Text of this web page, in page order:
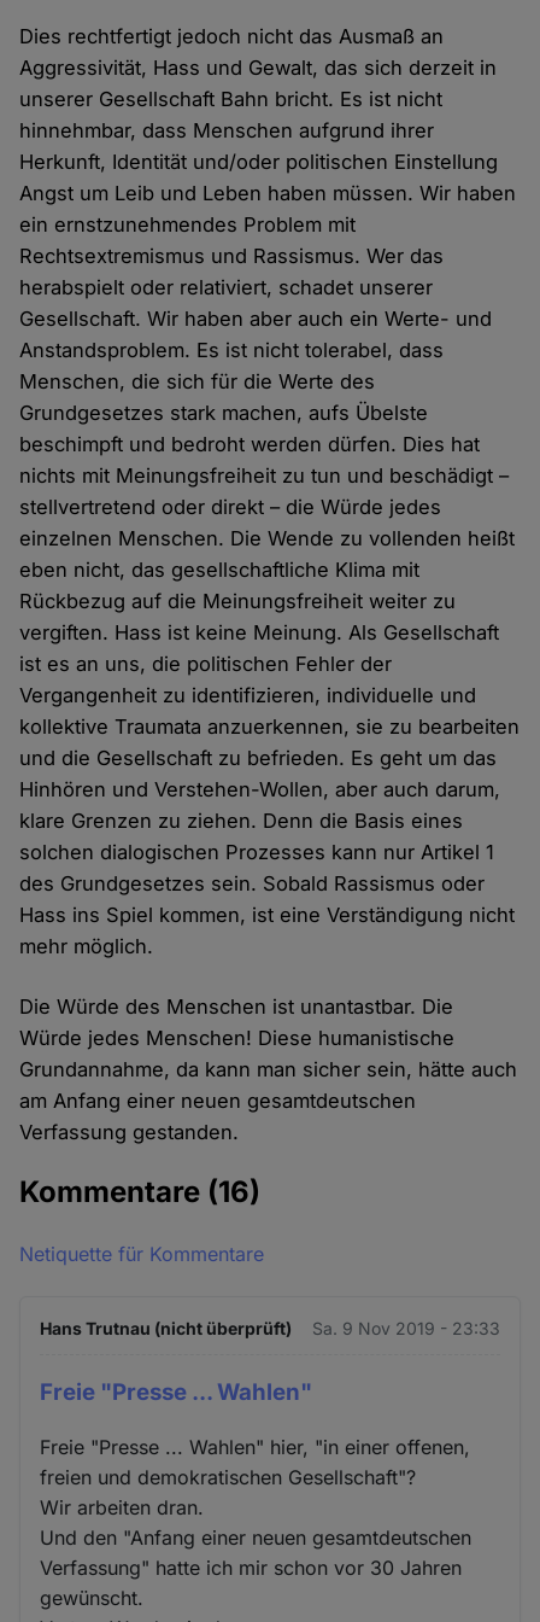
Dies rechtfertigt jedoch nicht das Ausmaß an
Aggressivität, Hass und Gewalt, das sich derzeit in
unserer Gesellschaft Bahn bricht. Es ist nicht
hinnehmbar, dass Menschen aufgrund ihrer
Herkunft, Identität und/oder politischen Einstellung
Angst um Leib und Leben haben müssen. Wir haben
ein ernstzunehmendes Problem mit
Rechtsextremismus und Rassismus. Wer das
herabspielt oder relativiert, schadet unserer
Gesellschaft. Wir haben aber auch ein Werte- und
Anstandsproblem. Es ist nicht tolerabel, dass
Menschen, die sich für die Werte des
Grundgesetzes stark machen, aufs Übelste
beschimpft und bedroht werden dürfen. Dies hat
nichts mit Meinungsfreiheit zu tun und beschädigt –
stellvertretend oder direkt – die Würde jedes
einzelnen Menschen. Die Wende zu vollenden heißt
eben nicht, das gesellschaftliche Klima mit
Rückbezug auf die Meinungsfreiheit weiter zu
vergiften. Hass ist keine Meinung. Als Gesellschaft
ist es an uns, die politischen Fehler der
Vergangenheit zu identifizieren, individuelle und
kollektive Traumata anzuerkennen, sie zu bearbeiten
und die Gesellschaft zu befrieden. Es geht um das
Hinhören und Verstehen-Wollen, aber auch darum,
klare Grenzen zu ziehen. Denn die Basis eines
solchen dialogischen Prozesses kann nur Artikel 1
des Grundgesetzes sein. Sobald Rassismus oder
Hass ins Spiel kommen, ist eine Verständigung nicht
mehr möglich.
Die Würde des Menschen ist unantastbar. Die
Würde jedes Menschen! Diese humanistische
Grundannahme, da kann man sicher sein, hätte auch
am Anfang einer neuen gesamtdeutschen
Verfassung gestanden.
Kommentare (16)
Netiquette für Kommentare
Hans Trutnau (nicht überprüft) Sa. 9 Nov 2019 - 23:33
Freie "Presse ... Wahlen"
Freie "Presse ... Wahlen" hier, "in einer offenen,
freien und demokratischen Gesellschaft"?
Wir arbeiten dran.
Und den "Anfang einer neuen gesamtdeutschen
Verfassung" hatte ich mir schon vor 30 Jahren
gewünscht.